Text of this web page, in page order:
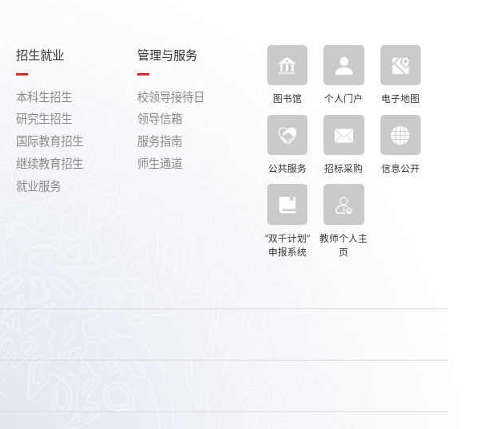
招生就业
本科生招生
研究生招生
国际教育招生
继续教育招生
就业服务
管理与服务
校领导接待日
领导信箱
服务指南
师生通道
图书馆 个人门户 电子地图
公共服务 招标采购 信息公开
“双千计划”
申报系统
教师个人主
页